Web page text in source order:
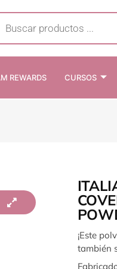
REWARDS CURSOS
¡Este
también